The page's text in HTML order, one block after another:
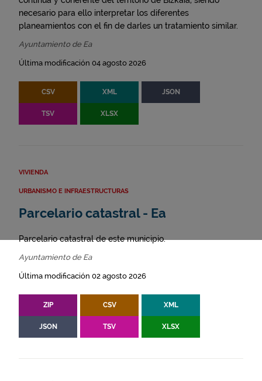
necesario para ello interpretar los diferentes
planeamientos con el fin de darles un tratamiento similar.
Ayuntamiento de Ea
Última modificación 04 agosto 2026
CSV XML JSON
TSV XLSX
VIVIENDA
URBANISMO E INFRAESTRUCTURAS
Parcelario catastral - Ea
Parcelario catastral de este municipio.
Ayuntamiento de Ea
Última modificación 02 agosto 2026
ZIP CSV XML
JSON TSV XLSX